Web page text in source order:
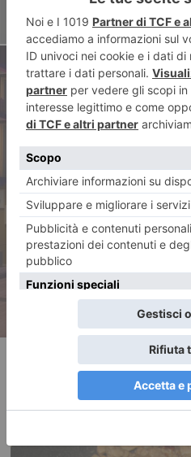
ARTICOLO
Serate
Museo di
Pinacoteca
sulla